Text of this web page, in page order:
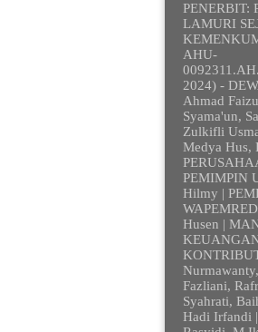
PENERBIT:
LAMURI
AHU-
2024) -
Ahmad
Syama'un,
Zulkifli
Medya Hus,
PEMIMPIN
Hilmy |
Husen |
Fazliani,
Syahrati,
Hadi Irfandi